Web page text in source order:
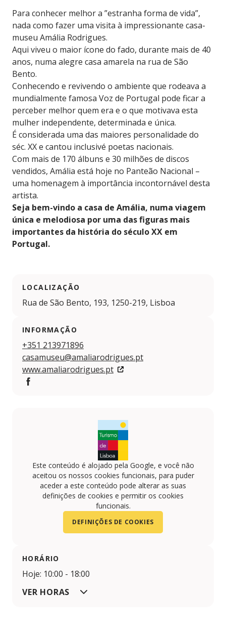
Para conhecer melhor a ”estranha forma de vida”,
nada como fazer uma visita à impressionante casa-
museu Amália Rodrigues.
Aqui viveu o maior ícone do fado, durante mais de 40
anos, numa alegre casa amarela na rua de São
Bento.
Conhecendo e revivendo o ambiente que rodeava a
mundialmente famosa Voz de Portugal pode ficar a
perceber melhor quem era e o que motivava esta
mulher independente, determinada e única.
É considerada uma das maiores personalidade do
séc. XX e cantou inclusivé poetas nacionais.
Com mais de 170 álbuns e 30 milhões de discos
vendidos, Amália está hoje no Panteão Nacional –
uma homenagem à importância incontornável desta
artista.
Seja bem-vindo a casa de Amália, numa viagem
única e melodiosa por uma das figuras mais
importantes da história do século XX em
Portugal.
LOCALIZAÇÃO
Rua de São Bento, 193, 1250-219, Lisboa
INFORMAÇÃO
+351 213971896
casamuseu@amaliarodrigues.pt
www.amaliarodrigues.pt
Este conteúdo é alojado pela Google, e você não
aceitou os nossos cookies funcionais, para puder
aceder a este conteúdo pode alterar as suas
definições de cookies e permitir os cookies
funcionais.
DEFINIÇÕES DE COOKIES
HORÁRIO
Hoje: 10:00 - 18:00
VER HORAS